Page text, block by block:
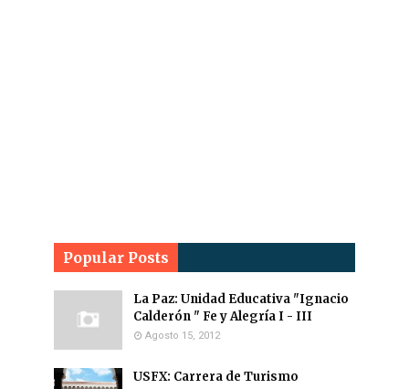
Popular Posts
La Paz: Unidad Educativa "Ignacio
Calderón " Fe y Alegría I - III
Agosto 15, 2012
USFX: Carrera de Turismo